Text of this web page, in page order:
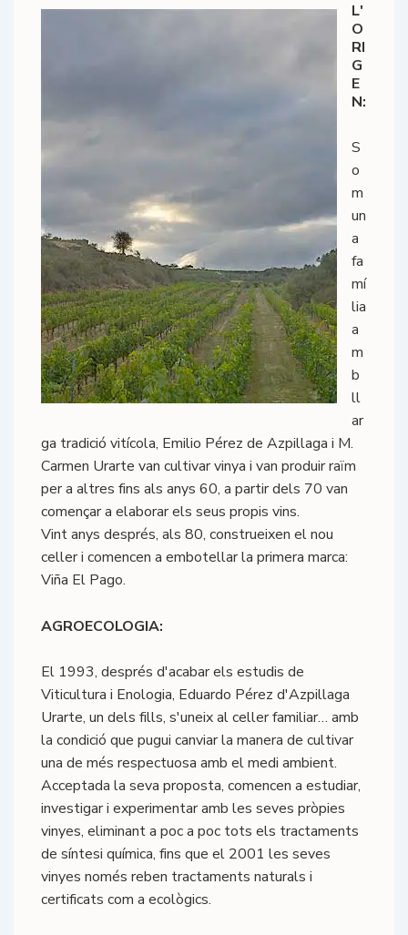
L'
O
RI
G
E
N:
S
o
m
un
a
fa
mí
lia
a
m
b
ll
ar
ga tradició vitícola, Emilio Pérez de Azpillaga i M.
Carmen Urarte van cultivar vinya i van produir raïm
per a altres fins als anys 60, a partir dels 70 van
començar a elaborar els seus propis vins.
Vint anys després, als 80, construeixen el nou
celler i comencen a embotellar la primera marca:
Viña El Pago.
AGROECOLOGIA:
El 1993, després d'acabar els estudis de
Viticultura i Enologia, Eduardo Pérez d'Azpillaga
Urarte, un dels fills, s'uneix al celler familiar… amb
la condició que pugui canviar la manera de cultivar
una de més respectuosa amb el medi ambient.
Acceptada la seva proposta, comencen a estudiar,
investigar i experimentar amb les seves pròpies
vinyes, eliminant a poc a poc tots els tractaments
de síntesi química, fins que el 2001 les seves
vinyes només reben tractaments naturals i
certificats com a ecològics.